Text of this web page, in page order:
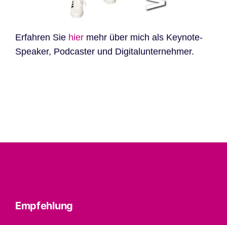
Erfahren Sie hiermehr über mich als Keynote-
Speaker, Podcaster und Digitalunternehmer.
Empfehlung